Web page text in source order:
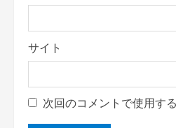
サイト
次回のコメントで使用す